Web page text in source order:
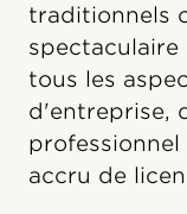
traditionnels
spectaculaire
tous les
d'entreprise,
accru de